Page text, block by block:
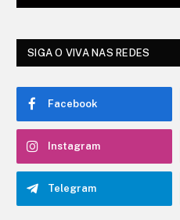
SIGA O VIVA NAS REDES
Facebook
Instagram
Telegram